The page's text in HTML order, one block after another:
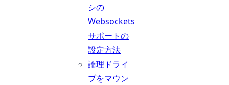
シの
Websockets
サポートの
設定方法
論理ドライ
ブをマウン